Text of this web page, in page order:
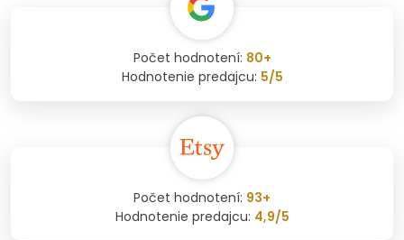
Počet hodnotení: 80+
Hodnotenie predajcu: 5/5
Počet hodnotení: 93+
Hodnotenie predajcu: 4,9/5